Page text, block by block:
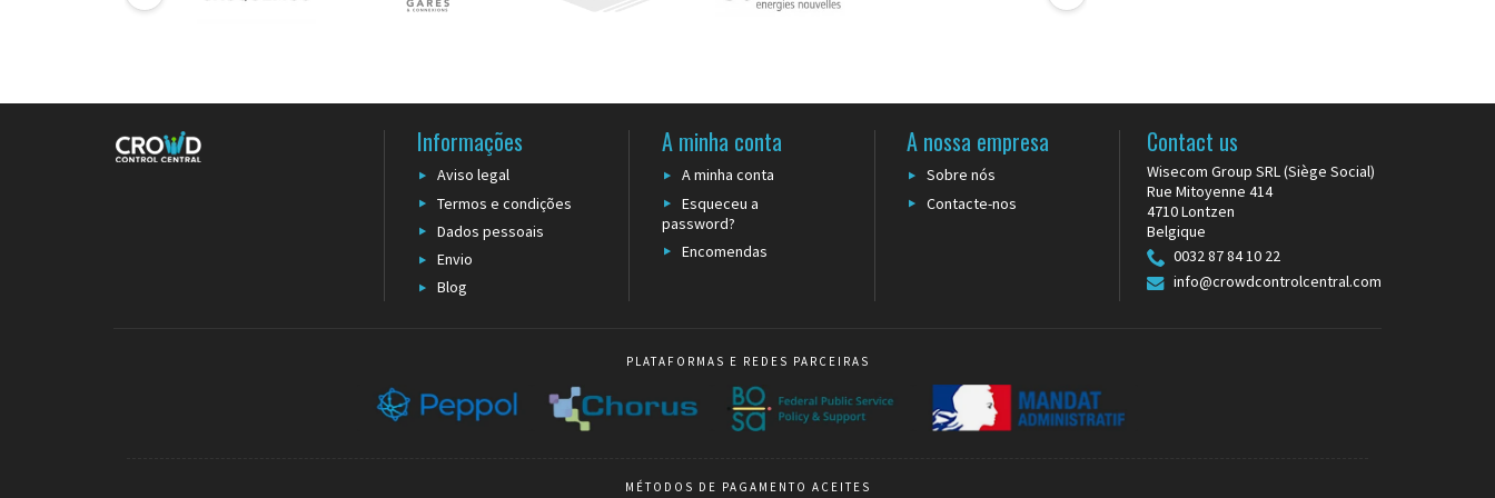
Versatilidade interior/exterior: conceção robusta adaptada a ambientes variados, desde espaços climatizados a zonas semi-abertas
Reenrolamento automático
: mecanismo de mola garantindo tensão constante e arrumação rápida após utilização
Critérios de seleção para ambientes profissionais
depende de vários parâmetros operacionais. O comprimento da fita determina o alcance máximo sem ponto
de apoio intermédio: as versões de muito grande extensão convêm a armazéns e halls de eventos, enquanto os comprimentos intermédios são
suficientes para a maioria das aplicações terciárias. O material da caixa influencia a durabilidade: o alumínio oferece leveza e resistência à corrosão
para ambientes húmidos ou exteriores, enquanto os acabamentos pretos integram-se discretamente nos espaços arquitetónicos contemporâneos. A
recetores murais para cordapermite criar configurações híbridas adaptadas às limitações arquitetónicas específicas. A resistência
da própria fita deve ser avaliada segundo a intensidade do fluxo: os ambientes com forte frequentação necessitam de fitas reforçadas capazes de
Informações
Aviso legal
Termos e condições
Dados pessoais
Envio
Blog
A minha conta
A minha conta
Esqueceu a
password?
Encomendas
A nossa empresa
Sobre nós
Contacte-nos
Contact us
Wisecom Group SRL (Siège Social)
Rue Mitoyenne 414
4710 Lontzen
Belgique
0032 87 84 10 22
info@crowdcontrolcentral.com
PLATAFORMAS E REDES PARCEIRAS
MÉTODOS DE PAGAMENTO ACEITES